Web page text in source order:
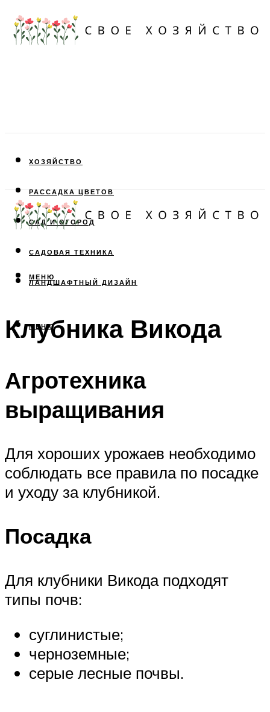
ХОЗЯЙСТВО
РАССАДКА ЦВЕТОВ
САД И ОГОРОД
САДОВАЯ ТЕХНИКА
ЛАНДШАФТНЫЙ ДИЗАЙН
МЕНЮ
МЕНЮ
Клубника Викода
Агротехника
выращивания
Для хороших урожаев необходимо
соблюдать все правила по посадке
и уходу за клубникой.
Посадка
Для клубники Викода подходят
типы почв:
суглинистые;
черноземные;
серые лесные почвы.